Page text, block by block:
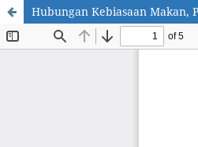
Hubungan Kebiasaan Makan,